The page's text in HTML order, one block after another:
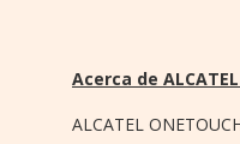
Acerca de
ALCATEL